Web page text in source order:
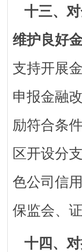
十三、
维护良好
支持开展
申报金融
励符合条
区开设分
色公司信
保监会、
十四、